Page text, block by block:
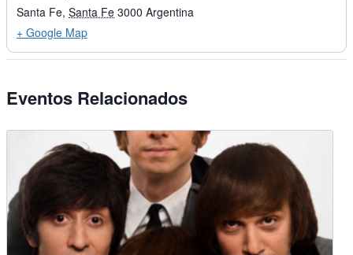
Santa Fe, Santa Fe 3000 Argentina
+ Google Map
Eventos Relacionados